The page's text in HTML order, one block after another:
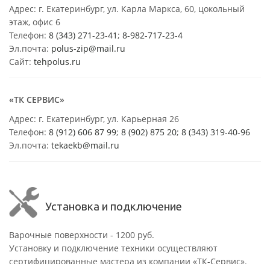
Адрес: г. Екатеринбург, ул. Карла Маркса, 60, цокольный
этаж, офис 6
Телефон: 8 (343) 271-23-41 ; 8-982-717-23-4
Эл.почта: polus-zip@mail.ru
Сайт: tehpolus.ru
«ТК СЕРВИС»
Адрес: г. Екатеринбург, ул. Карьерная 26
Телефон: 8 (912) 606 87 99; 8 (902) 875 20; 8 (343) 319-40-96
Эл.почта: tekaekb@mail.ru
Установка и подключение
Варочные поверхности - 1200 руб.
Установку и подключение техники осуществляют
сертифицированные мастера из компании «ТК-Сервис».